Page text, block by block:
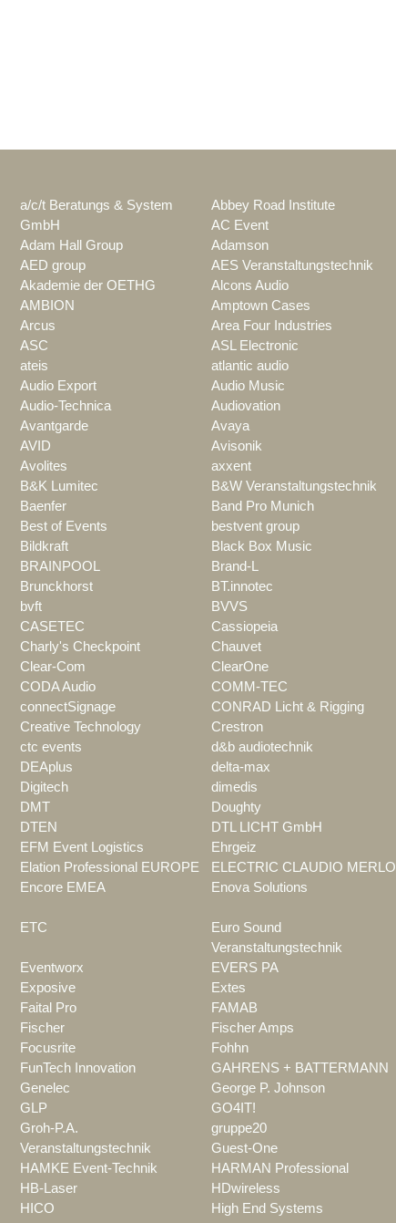
a/c/t Beratungs & System
GmbH
Abbey Road Institute
AC Event
Adam Hall Group Adamson
AED group AES Veranstaltungstechnik
Akademie der OETHG Alcons Audio
AMBION Amptown Cases
Arcus Area Four Industries
ASC ASL Electronic
ateis atlantic audio
Audio Export Audio Music
Audio-Technica Audiovation
Avantgarde Avaya
AVID Avisonik
Avolites axxent
B&K Lumitec B&W Veranstaltungstechnik
Baenfer Band Pro Munich
Best of Events bestvent group
Bildkraft Black Box Music
BRAINPOOL Brand-L
Brunckhorst BT.innotec
bvft BVVS
CASETEC Cassiopeia
Charly's Checkpoint Chauvet
Clear-Com ClearOne
CODA Audio COMM-TEC
connectSignage CONRAD Licht & Rigging
Creative Technology Crestron
ctc events d&b audiotechnik
DEAplus delta-max
Digitech dimedis
DMT Doughty
DTEN DTL LICHT GmbH
EFM Event Logistics Ehrgeiz
Elation Professional EUROPE ELECTRIC CLAUDIO MERLO
Encore EMEA Enova Solutions
ETC
Euro Sound
Veranstaltungstechnik
Eventworx EVERS PA
Exposive Extes
Faital Pro FAMAB
Fischer Fischer Amps
Focusrite Fohhn
FunTech Innovation GAHRENS + BATTERMANN
Genelec George P. Johnson
GLP GO4IT!
Groh-P.A.
Veranstaltungstechnik
gruppe20
Guest-One
HAMKE Event-Technik HARMAN Professional
HB-Laser HDwireless
HICO High End Systems